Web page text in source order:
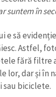
suntem în
e să
Astfel,
fără filtre
lor, dar și în
sau biciclete.